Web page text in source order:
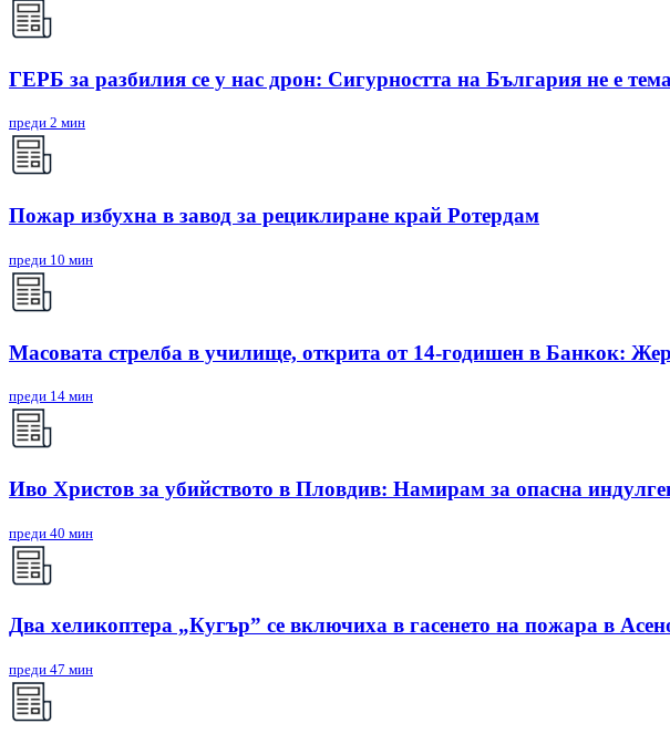
ГЕРБ за разбилия се у нас дрон: Сигурността на България не е
преди 2 мин
Пожар избухна в завод за рециклиране край Ротердам
преди 10 мин
Масовата стрелба в училище, открита от 14-годишен в Банкок:
преди 14 мин
Иво Христов за убийството в Пловдив: Намирам за опасна
преди 40 мин
Два хеликоптера „Кугър” се включиха в гасенето на пожара в
преди 47 мин